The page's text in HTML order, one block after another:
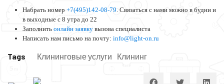
Набрать номер +7(495)142-08-79. Связаться с нами можно в будни и
в выходные с 8 утра до 22
Заполнить онлайн заявку вызова специалиста
Написать нам письмо на почту: info@light-on.ru
Tags Клининговые услуги Клининг